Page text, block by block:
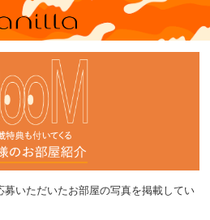
募いただいたお部屋の写真を掲載してい